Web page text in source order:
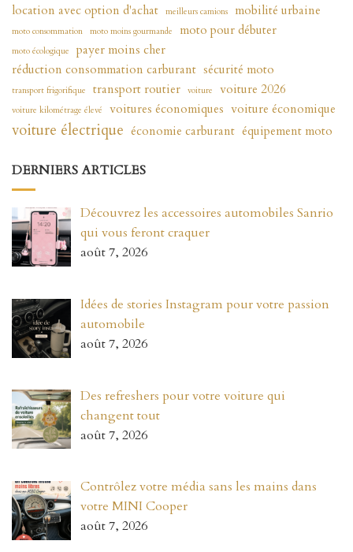
location avec option d'achat meilleurs camions mobilité urbaine
moto consommation moto moins gourmande moto pour débuter
moto écologique
payer moins cher
réduction consommation carburant sécurité moto
transport frigorifique transport routier voiture voiture 2026
voiture kilométrage élevé voitures économiques voiture économique
voiture électrique économie carburant équipement moto
DERNIERS ARTICLES
Découvrez les accessoires automobiles Sanrio
qui vous feront craquer
août 7, 2026
Idées de stories Instagram pour votre passion
automobile
août 7, 2026
Des refreshers pour votre voiture qui
changent tout
août 7, 2026
Contrôlez votre média sans les mains dans
votre MINI Cooper
août 7, 2026